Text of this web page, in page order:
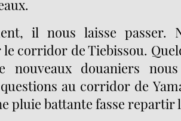
il nous laisse passer.
corridor de Tiebissou.
nouveaux douaniers
au corridor de
pluie battante fasse repartir